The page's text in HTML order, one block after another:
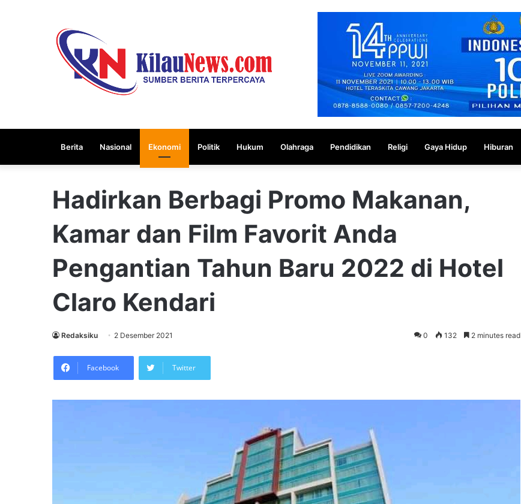
Berita Nasional Ekonomi Politik Hukum Olahraga Pendidikan Religi Gaya Hidup Hiburan
Hadirkan Berbagi Promo Makanan,
Kamar dan Film Favorit Anda
Pengantian Tahun Baru 2022 di Hotel
Claro Kendari
Redaksiku 2 Desember 2021 0 132 2 minutes read
Facebook Twitter